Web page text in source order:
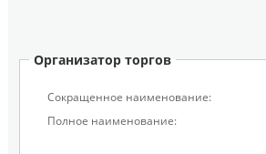
Организатор торгов
Сокращенное наименование:
Полное наименование: